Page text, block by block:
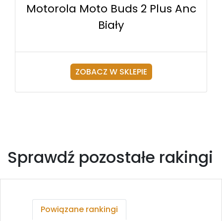
Motorola Moto Buds 2 Plus Anc
Biały
ZOBACZ W SKLEPIE
Sprawdź pozostałe rakingi
Powiązane rankingi